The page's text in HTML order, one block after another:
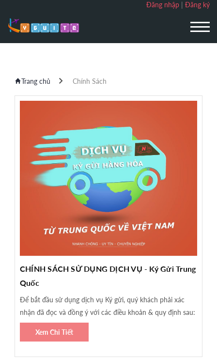
Đăng nhập | Đăng ký
Trang chủ Chính Sách
CHÍNH SÁCH SỬ DỤNG DỊCH VỤ - Ký Gửi Trung
Quốc
Để bắt đầu sử dụng dịch vụ Ký gửi, quý khách phải xác
nhận đã đọc và đồng ý với các điều khoản & quy định sau:
Xem Chi Tiết